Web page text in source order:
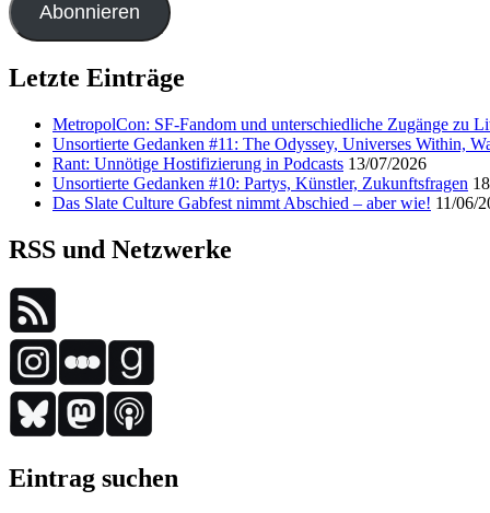
Abonnieren
Letzte Einträge
MetropolCon: SF-Fandom und unterschiedliche Zugänge zu
Unsortierte Gedanken #11: The Odyssey, Universes Within,
Rant: Unnötige Hostifizierung in Podcasts 13/07/2026
Unsortierte Gedanken #10: Partys, Künstler, Zukunftsfragen
Das Slate Culture Gabfest nimmt Abschied – aber wie! 11/06/
RSS und Netzwerke
Eintrag suchen